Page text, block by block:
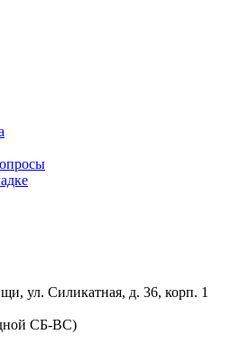
ул. Силикатная, д. 36, корп. 1
СБ-ВС)